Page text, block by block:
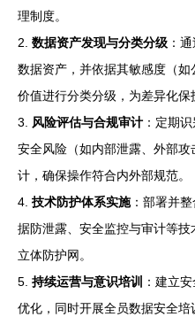
理制度。
2. 数据资产发现与分类分级 ：
数据资产，并依据其敏感度（
价值进行分类分级，为差异化保
3. 风险评估与合规审计 ：定期
安全风险（如内部泄露、外部
计，确保操作符合内外部规范。
4. 技术防护体系实施：部署并
据防泄露、安全监控与审计等技
立体防护网。
5. 持续运营与意识培训
：建立
优化，同时开展全员数据安全培